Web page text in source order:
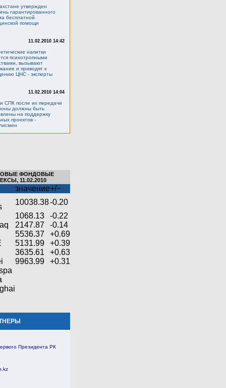
утвержден
гарантированного
бесплатной
помощи
11.02.2010 14:42
напитки
психотропными
вызывают
и приводят к
ЦНС - эксперты
11.02.2010 14:04
СПК после их передачи
должны быть
на поддержку
проектов -
ФОНДОВЫЕ
11.02.2010
значение+/−
10038.38-0.20
1068.13
-0.22
2147.87
-0.14
5536.37
+0.69
5131.99
+0.39
3635.61
+0.63
9963.99
+0.31
Президента РК